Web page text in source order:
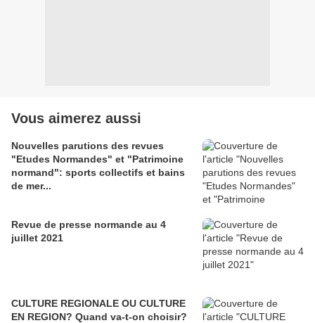
Vous aimerez aussi
Nouvelles parutions des revues
"Etudes Normandes" et "Patrimoine
normand": sports collectifs et bains
de mer...
Revue de presse normande au 4
juillet 2021
CULTURE REGIONALE OU CULTURE
EN REGION? Quand va-t-on choisir?